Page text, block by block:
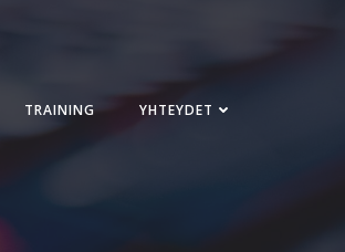
TRAINING YHTEYDET